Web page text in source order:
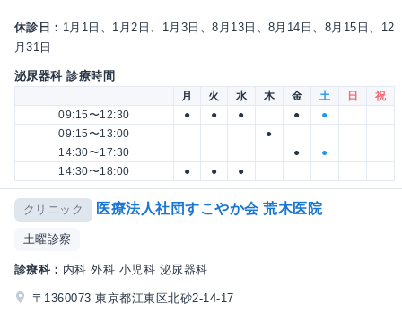
休診日： 1月1日、1月2日、1月3日、8月13日、8月14日、8月15日、12
月31日
泌尿器科 診療時間
月 火 水 木 金 土 日
祝
09:15〜12:30
● ● ● ●
●
09:15〜13:00
●
14:30〜17:30
●
●
14:30〜18:00
● ● ●
クリニック 医療法人社団すこやか会 荒木医院
土曜診察
診療科： 内科 外科 小児科 泌尿器科
〒1360073 東京都江東区北砂2-14-17